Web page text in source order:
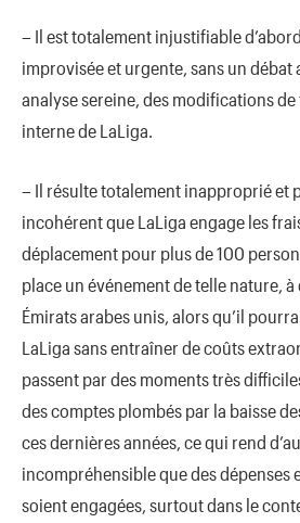
– Il est totalement injustifiable
improvisée et urgente, sans un débat
analyse sereine, des modifications
interne de LaLiga.
– Il résulte totalement inapproprié et
incohérent que LaLiga engage les
déplacement pour plus de 100
place un événement de telle nature,
Émirats arabes unis, alors qu’il
LaLiga sans entraîner de coûts
passent par des moments très
des comptes plombés par la baisse
ces dernières années, ce qui rend
incompréhensible que des dépenses
soient engagées, surtout dans le